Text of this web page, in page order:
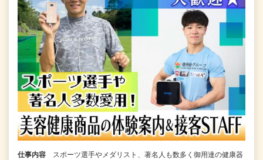
仕事内容
スポーツ選手やメダリスト、著名人も数多く御用達の健康器